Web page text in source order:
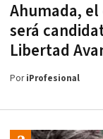
Ahumada,
será
Libertad
PoriProfesional